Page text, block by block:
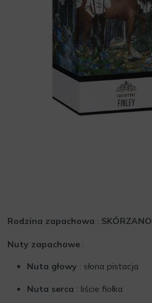
Rodzina zapachowa : SKÓRZANO
Nuty zapachowe :
Nuta głowy : słona pistacja
Nuta serca : liście fiołka